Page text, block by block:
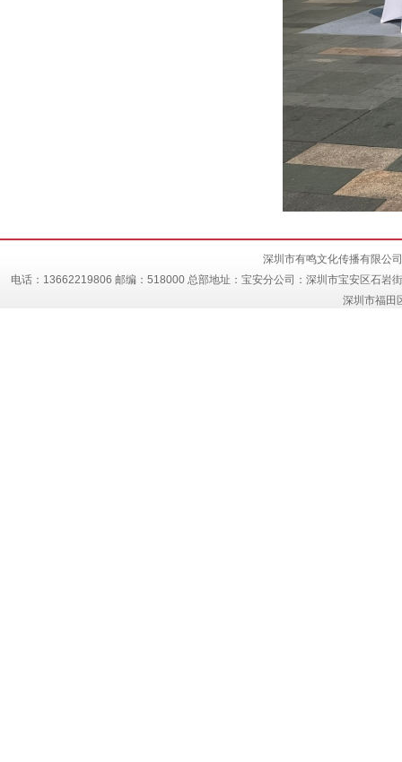
深圳市有鸣文化传播有限公
电话：13662219806 邮编：518000 总部地址：宝安分公司：深圳市宝安区石
深圳市福田